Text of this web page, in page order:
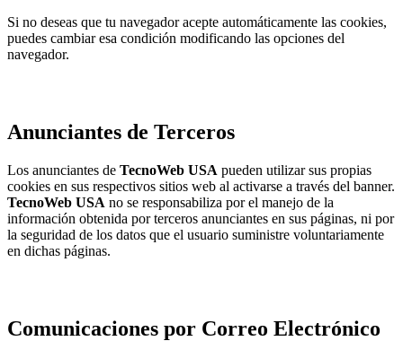
Si no deseas que tu navegador acepte automáticamente las cookies,
puedes cambiar esa condición modificando las opciones del
navegador.
Anunciantes de Terceros
Los anunciantes de TecnoWeb USA pueden utilizar sus propias
cookies en sus respectivos sitios web al activarse a través del banner.
TecnoWeb USA no se responsabiliza por el manejo de la
información obtenida por terceros anunciantes en sus páginas, ni por
la seguridad de los datos que el usuario suministre voluntariamente
en dichas páginas.
Comunicaciones por Correo Electrónico